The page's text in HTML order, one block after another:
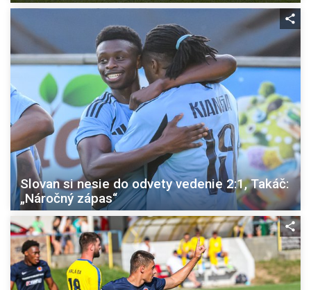
Slovan si nesie do odvety vedenie 2:1, Takáč:
„Náročný zápas“